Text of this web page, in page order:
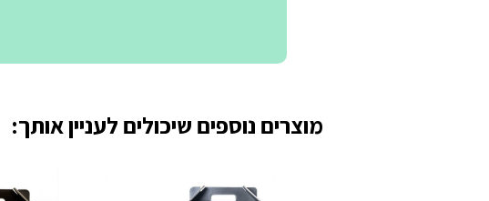
מוצרים נוספים שיכולים לעניין אותך: